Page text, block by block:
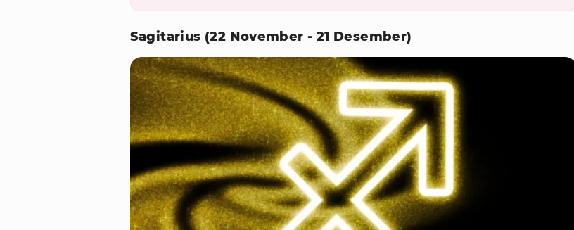
Sagitarius (22 November - 21 Desember)